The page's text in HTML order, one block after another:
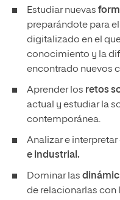
Estudiar nuevas
preparándote para
digitalizado en el
conocimiento y la
encontrado nuevos
Aprender los retos
actual y estudiar la
contemporánea.
Analizar e interpretar
e industrial.
Dominar las
de relacionarlas con